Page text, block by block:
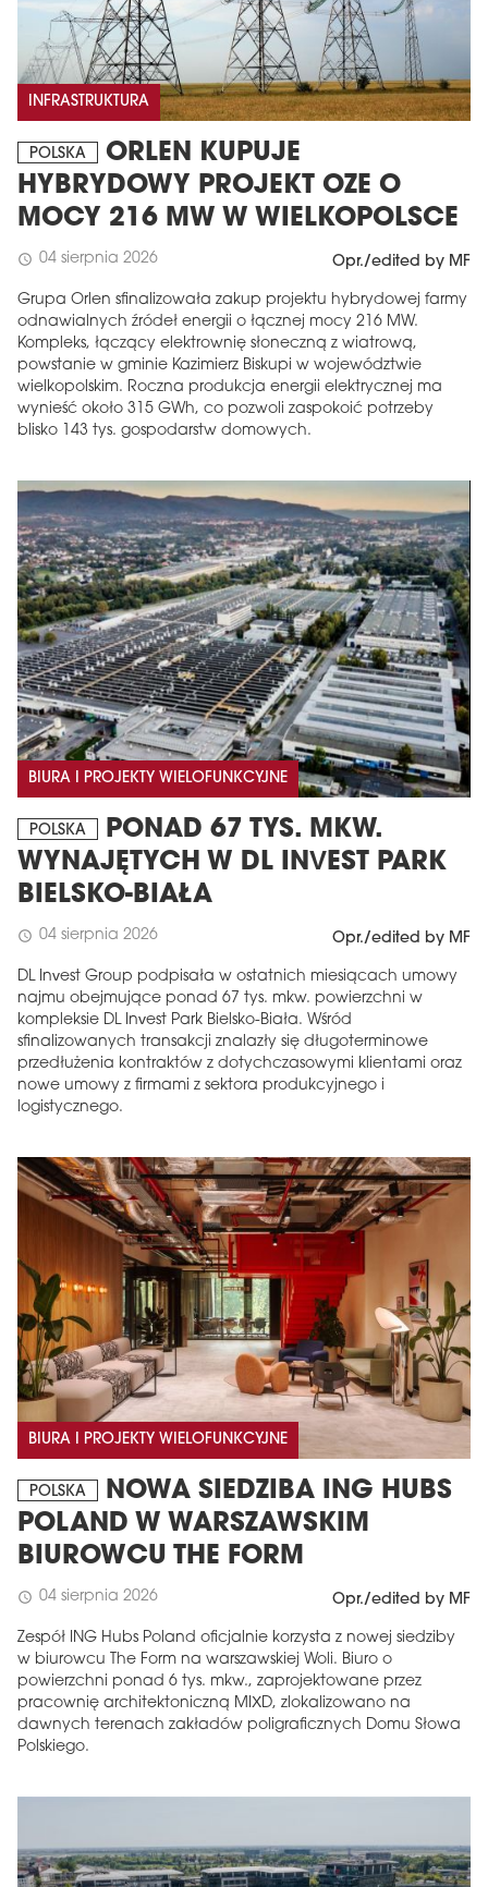
INFRASTRUKTURA
POLSKA
ORLEN KUPUJE
HYBRYDOWY PROJEKT OZE O
MOCY 216 MW W WIELKOPOLSCE
schedule 04 sierpnia 2026 Opr./edited by MF
Grupa Orlen sfinalizowała zakup projektu hybrydowej farmy
odnawialnych źródeł energii o łącznej mocy 216 MW.
Kompleks, łączący elektrownię słoneczną z wiatrową,
powstanie w gminie Kazimierz Biskupi w województwie
wielkopolskim. Roczna produkcja energii elektrycznej ma
wynieść około 315 GWh, co pozwoli zaspokoić potrzeby
blisko 143 tys. gospodarstw domowych.
BIURA I PROJEKTY WIELOFUNKCYJNE
POLSKA
PONAD 67 TYS. MKW.
WYNAJĘTYCH W DL INVEST PARK
BIELSKO-BIAŁA
schedule 04 sierpnia 2026 Opr./edited by MF
DL Invest Group podpisała w ostatnich miesiącach umowy
najmu obejmujące ponad 67 tys. mkw. powierzchni w
kompleksie DL Invest Park Bielsko-Biała. Wśród
sfinalizowanych transakcji znalazły się długoterminowe
przedłużenia kontraktów z dotychczasowymi klientami oraz
nowe umowy z firmami z sektora produkcyjnego i
logistycznego.
BIURA I PROJEKTY WIELOFUNKCYJNE
POLSKA
NOWA SIEDZIBA ING HUBS
POLAND W WARSZAWSKIM
BIUROWCU THE FORM
schedule 04 sierpnia 2026 Opr./edited by MF
Zespół ING Hubs Poland oficjalnie korzysta z nowej siedziby
w biurowcu The Form na warszawskiej Woli. Biuro o
powierzchni ponad 6 tys. mkw., zaprojektowane przez
pracownię architektoniczną MIXD, zlokalizowano na
dawnych terenach zakładów poligraficznych Domu Słowa
Polskiego.